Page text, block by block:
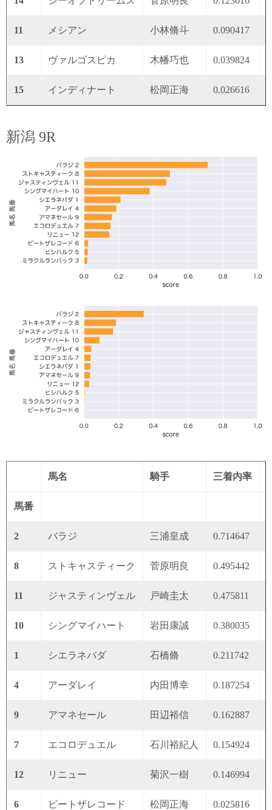
11 メシアン 小林脩斗 0.090417
13 ヴァルゴスピカ 木幡巧也 0.039824
15 インディナート 松岡正海 0.026616
新潟 9R
馬名 騎手 三着内率
馬番
2 バラジ 三浦皇成 0.714647
8 ストキャスティーク 菅原明良 0.495442
11 ジャスティンヴェル 戸崎圭太 0.475811
10 シングマイハート 岩田康誠 0.380035
1 シエラネバダ 石橋脩 0.211742
4 アーダレイ 内田博幸 0.187254
9 アマネセール 田辺裕信 0.162887
7 エコロデュエル 石川裕紀人 0.154924
12 リニュー 菊沢一樹 0.146994
6 ビートザレコード 松岡正海 0.025816